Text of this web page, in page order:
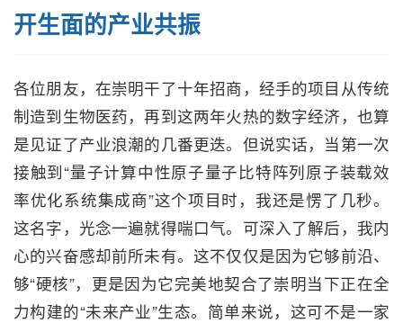
开生面的产业共振
各位朋友，在崇明干了十年招商，经手的项目从传统
制造到生物医药，再到这两年火热的数字经济，也算
是见证了产业浪潮的几番更迭。但说实话，当第一次
接触到“量子计算中性原子量子比特阵列原子装载效
率优化系统集成商”这个项目时，我还是愣了几秒。
这名字，光念一遍就得喘口气。可深入了解后，我内
心的兴奋感却前所未有。这不仅仅是因为它够前沿、
够“硬核”，更是因为它完美地契合了崇明当下正在全
力构建的“未来产业”生态。简单来说，这可不是一家